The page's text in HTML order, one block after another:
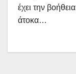
έχει την
άτοκα…